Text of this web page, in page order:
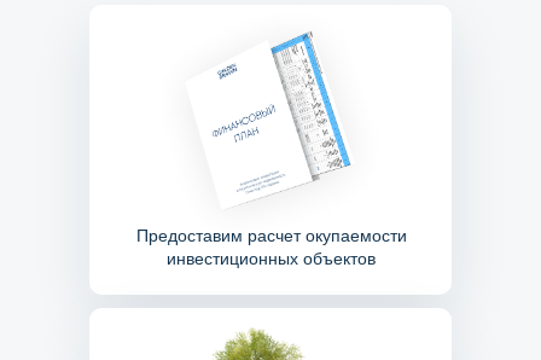
Предоставим расчет окупаемости
инвестиционных объектов